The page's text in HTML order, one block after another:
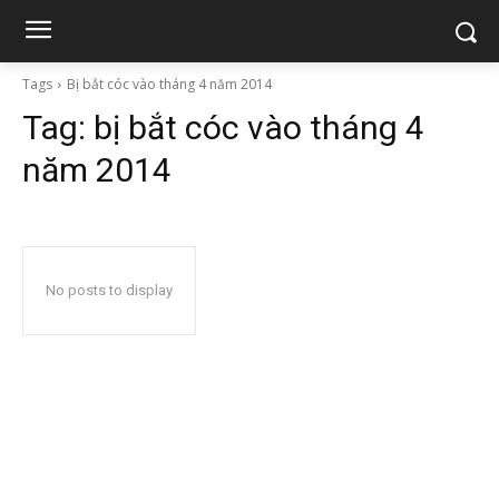
Tags Bị bắt cóc vào tháng 4 năm 2014
Tag: bị bắt cóc vào tháng 4
năm 2014
No posts to display